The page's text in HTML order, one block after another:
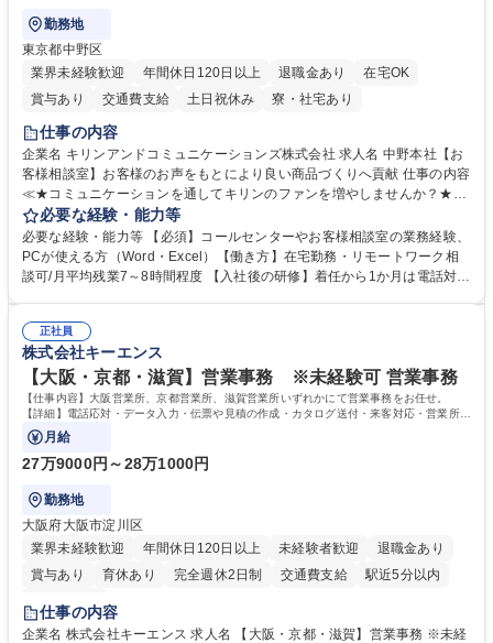
勤務地
東京都中野区
業界未経験歓迎
年間休日120日以上 退職金あり
在宅OK
賞与あり
交通費支給 土日祝休み 寮・社宅あり
仕事の内容
企業名 キリンアンドコミュニケーションズ株式会社 求人名 中野本社【お
客様相談室】お客様のお声をもとにより良い商品づくりへ貢献 仕事の内容
≪★コミュニケーションを通してキリンのファンを増やしませんか？★≫
お客様のお声をより良い商品づくりに活かしていく上で、窓口となるお客
様相談室でのお仕事です。 日々お客様からいただくキリングループへのご
意見を、企業活動に活かしています。お客様からの声に迅速かつ誠意をも
って対応、情報提供するとともにグループ内活動に反映しています。 【具
平均100件前後■メール・手紙：同上40件前後 募集職種 中野本社【お客様
相談室】お客様のお声をもとにより良い商品づくりへ貢献
必要な経験・能力等
必要な経験・能力等 【必須】コールセンターやお客様相談室の業務経験、
PCが使える方（Word・Excel）【働き方】在宅勤務・リモートワーク相
談可/月平均残業7～8時間程度 【入社後の研修】着任から1か月は電話対応
すのでご安心ください。 【当社について】キリングループの広報機能を担
う会社として、お客様との出会いを大切にし、磨き上げたホスピタリティ
を込めてコミュニケーションをとりながら広報関連業務を行っておりま
す。 学歴・資格 学歴：大学院 大学 高専 短大 専修学校 高校 語学力： 資
格：
正社員
株式会社キーエンス
【大阪・京都・滋賀】営業事務 ※未経験可 営業事務
【仕事内容】大阪営業所、京都営業所、滋賀営業所いずれかにて営業事務をお任せ。
【詳細】電話応対・データ入力・伝票や見積の作成・カタログ送付・来客対応・営業所内
で発生する事務業務や業務改善をお任せ。
月給
27万9000円～28万1000円
勤務地
大阪府大阪市淀川区
業界未経験歓迎
年間休日120日以上 未経験者歓迎
退職金あり
賞与あり
育休あり 完全週休2日制 交通費支給
駅近5分以内
土日祝休み
仕事の内容
企業名 株式会社キーエンス 求人名 【大阪・京都・滋賀】営業事務 ※未経